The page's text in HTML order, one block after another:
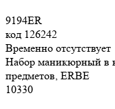
9194ER
код 126242
Временно отсутствует
Набор маникюрный в
предметов, ERBE
10330